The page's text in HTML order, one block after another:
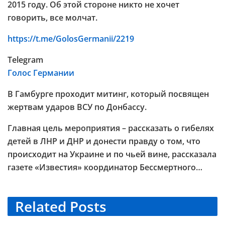
2015 году. Об этой стороне никто не хочет
говорить, все молчат.
https://t.me/GolosGermanii/2219
Telegram
Голос Германии
В Гамбурге проходит митинг, который посвящен
жертвам ударов ВСУ по Донбассу.
Главная цель мероприятия – рассказать о гибелях
детей в ЛНР и ДНР и донести правду о том, что
происходит на Украине и по чьей вине, рассказала
газете «Известия» координатор Бессмертного…
Related Posts
TELEGRAM KANAL @NEUESAUSRUSSLAND